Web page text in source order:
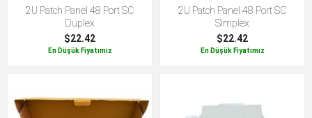
2U Patch Panel 48 Port SC
Duplex
$22.42
En Düşük Fiyatımız
2U Patch Panel 48 Port SC
Simplex
$22.42
En Düşük Fiyatımız